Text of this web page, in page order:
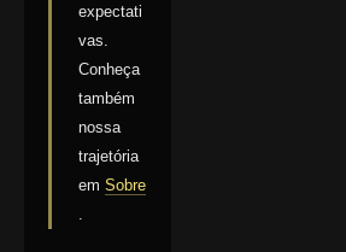
expectati
vas.
Conheça
também
nossa
trajetória
em Sobre